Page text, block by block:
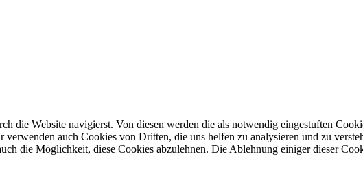
die Website navigierst. Von diesen werden die als notwendig eingestuften
auch Cookies von Dritten, die uns helfen zu analysieren und zu
die Möglichkeit, diese Cookies abzulehnen. Die Ablehnung einiger dieser